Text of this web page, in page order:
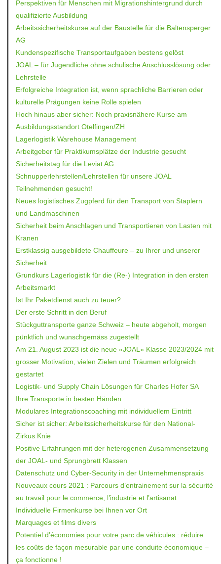
Perspektiven für Menschen mit Migrationshintergrund durch
qualifizierte Ausbildung
Arbeitssicherheitskurse auf der Baustelle für die Baltensperger
AG
Kundenspezifische Transportaufgaben bestens gelöst
JOAL – für Jugendliche ohne schulische Anschlusslösung oder
Lehrstelle
Erfolgreiche Integration ist, wenn sprachliche Barrieren oder
kulturelle Prägungen keine Rolle spielen
Hoch hinaus aber sicher: Noch praxisnähere Kurse am
Ausbildungsstandort Otelfingen/ZH
Lagerlogistik Warehouse Management
Arbeitgeber für Praktikumsplätze der Industrie gesucht
Sicherheitstag für die Leviat AG
Schnupperlehrstellen/Lehrstellen für unsere JOAL
Teilnehmenden gesucht!
Neues logistisches Zugpferd für den Transport von Staplern
und Landmaschinen
Sicherheit beim Anschlagen und Transportieren von Lasten mit
Kranen
Erstklassig ausgebildete Chauffeure – zu Ihrer und unserer
Sicherheit
Grundkurs Lagerlogistik für die (Re-) Integration in den ersten
Arbeitsmarkt
Ist Ihr Paketdienst auch zu teuer?
Der erste Schritt in den Beruf
Stückguttransporte ganze Schweiz – heute abgeholt, morgen
pünktlich und wunschgemäss zugestellt
Am 21. August 2023 ist die neue «JOAL» Klasse 2023/2024 mit
grosser Motivation, vielen Zielen und Träumen erfolgreich
gestartet
Logistik- und Supply Chain Lösungen für Charles Hofer SA
Ihre Transporte in besten Händen
Modulares Integrationscoaching mit individuellem Eintritt
Sicher ist sicher: Arbeitssicherheitskurse für den National-
Zirkus Knie
Positive Erfahrungen mit der heterogenen Zusammensetzung
der JOAL- und Sprungbrett Klassen
Datenschutz und Cyber-Security in der Unternehmenspraxis
Nouveaux cours 2021 : Parcours d’entrainement sur la sécurité
au travail pour le commerce, l’industrie et l’artisanat
Individuelle Firmenkurse bei Ihnen vor Ort
Marquages et films divers
Potentiel d’économies pour votre parc de véhicules : réduire
les coûts de façon mesurable par une conduite économique –
ça fonctionne !